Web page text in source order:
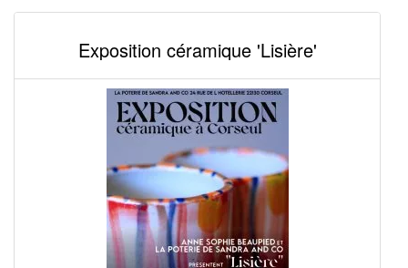
Exposition céramique 'Lisière'